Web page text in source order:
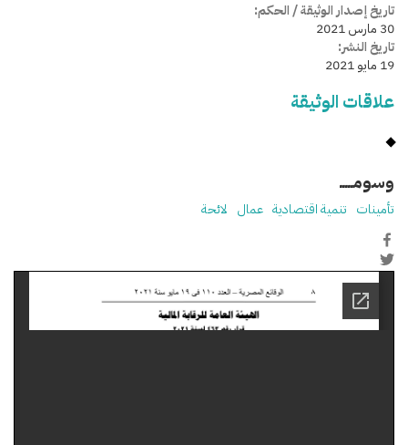
تاريخ إصدار الوثيقة / الحكم:
30 مارس 2021
تاريخ النشر:
19 مايو 2021
علاقات الوثيقة
وسومـــــ
تأمينات تنمية اقتصادية عمال لائحة